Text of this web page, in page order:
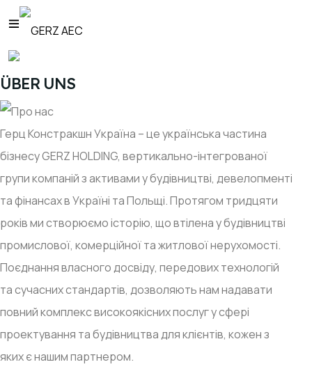
ÜBER UNS
Герц Констракшн Україна – це українська частина
бізнесу GERZ HOLDING, вертикально-інтегрованої
групи компаній з активами у будівництві, девелопменті
та фінансах в Україні та Польщі. Протягом тридцяти
років ми створюємо історію, що втілена у будівництві
промислової, комерційної та житлової нерухомості.
Поєднання власного досвіду, передових технологій
та сучасних стандартів, дозволяють нам надавати
повний комплекс високоякісних послуг у сфері
проектування та будівництва для клієнтів, кожен з
яких є нашим партнером.